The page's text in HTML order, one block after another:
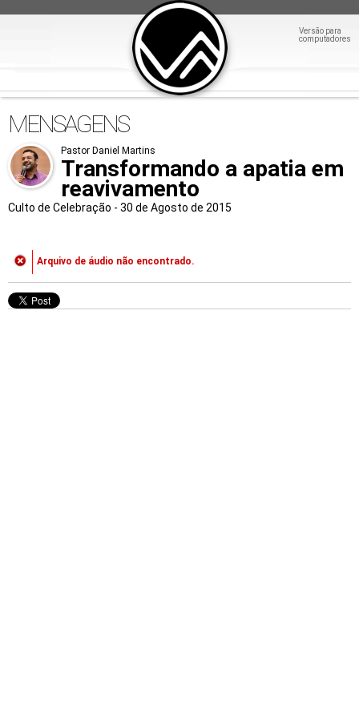
Versão para
computadores
MENSAGENS
Pastor Daniel Martins
Transformando a apatia em
reavivamento
Culto de Celebração - 30 de Agosto de 2015
Arquivo de áudio não encontrado.